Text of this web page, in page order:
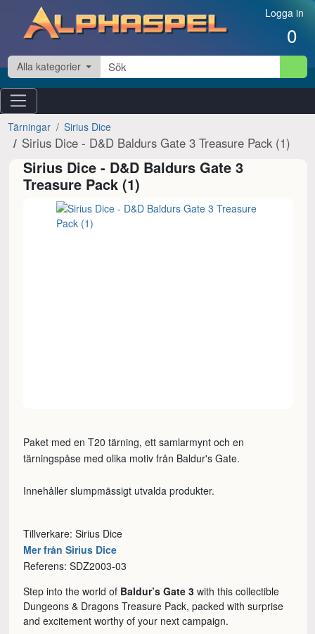
Hoppa till innehåll Logga in
0
Alla kategorier
Tärningar Sirius Dice
Sirius Dice - D&D Baldurs Gate 3 Treasure Pack (1)
Sirius Dice - D&D Baldurs Gate 3
Treasure Pack (1)
Paket med en T20 tärning, ett samlarmynt och en
tärningspåse med olika motiv från Baldur's Gate.
Innehåller slumpmässigt utvalda produkter.
Tillverkare: Sirius Dice
Mer från Sirius Dice
Referens: SDZ2003-03
Step into the world of Baldur’s Gate 3 with this collectible
Dungeons & Dragons Treasure Pack, packed with surprise
and excitement worthy of your next campaign.